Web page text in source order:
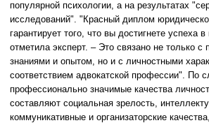
популярной психологии, а на результатах
исследований". "Красный диплом
гарантирует того, что вы достигнете успеха
отметила эксперт. – Это связано не только
знаниями и опытом, но и с личностными
соответствием адвокатской профессии". По
профессионально значимые качества
составляют социальная зрелость,
коммуникативные и организаторские